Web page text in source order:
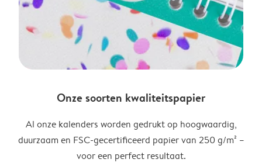
Onze soorten kwaliteitspapier
Al onze kalenders worden gedrukt op hoogwaardig,
duurzaam en FSC-gecertificeerd papier van 250 g/m² –
voor een perfect resultaat.